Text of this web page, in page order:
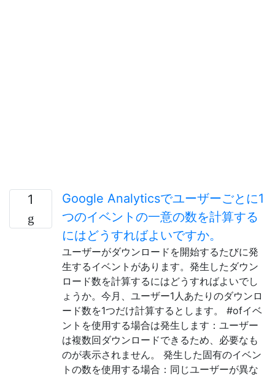
1
Google Analyticsでユーザーごとに1
つのイベントの一意の数を計算する
にはどうすればよいですか。
ユーザーがダウンロードを開始するたびに発
生するイベントがあります。発生したダウン
ロード数を計算するにはどうすればよいでし
ょうか。今月、ユーザー1人あたりのダウンロ
ード数を1つだけ計算するとします。 #ofイベ
ントを使用する場合は発生します：ユーザー
は複数回ダウンロードできるため、必要なも
のが表示されません。 発生した固有のイベン
トの数を使用する場合：同じユーザーが異な